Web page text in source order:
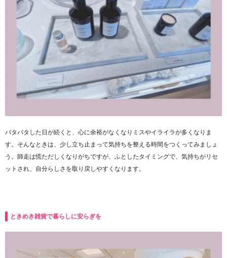
バタバタした日が続くと、心に余裕がなくなりミスやイライラが多くなりま
す。そんなときは、少し立ち止まって気持ちを整える時間をつくってみましょ
う。師走は慌ただしくなりがちですが、ふとしたタイミングで、気持ちがリセ
ットされ、自分らしさを取り戻しやすくなります。
ときめき雑貨で暮らしに安らぎを